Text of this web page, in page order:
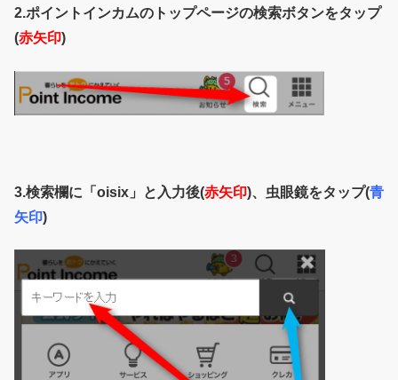
2.ポイントインカムのトップページの検索ボタンをタップ
(赤矢印)
3.検索欄に「oisix」と入力後(赤矢印)、虫眼鏡をタップ(青
矢印)